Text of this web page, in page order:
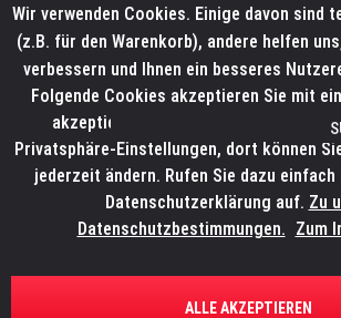
.
Wir verwenden Cookies. Einige davon sind
(z.B. für den Warenkorb), andere helfen
verbessern und Ihnen ein besseres
Folgende Cookies akzeptieren Sie mit
akzeptieren. Weitere Informationen
Privatsphäre-Einstellungen, dort können
jederzeit ändern. Rufen Sie dazu
Datenschutzerklärung auf. Zu
Datenschutzbestimmungen. Zum
ALLE AKZEPTIEREN